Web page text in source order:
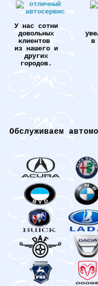
У нас сотни
довольных
клиентов
из нашего и
других
городов.
в
Обслуживаем